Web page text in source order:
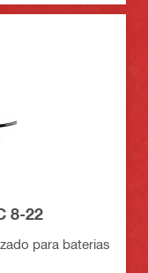
8-22
para baterias